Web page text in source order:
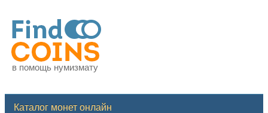
в помощь нумизмату
Каталог монет онлайн